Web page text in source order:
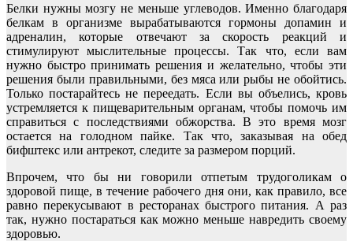
Белки нужны мозгу не меньше углеводов. Именно благодаря
белкам в организме вырабатываются гормоны допамин и
адреналин, которые отвечают за скорость реакций и
стимулируют мыслительные процессы. Так что, если вам
нужно быстро принимать решения и желательно, чтобы эти
решения были правильными, без мяса или рыбы не обойтись.
Только постарайтесь не переедать. Если вы объелись, кровь
устремляется к пищеварительным органам, чтобы помочь им
справиться с последствиями обжорства. В это время мозг
остается на голодном пайке. Так что, заказывая на обед
бифштекс или антрекот, следите за размером порций.
Впрочем, что бы ни говорили отпетым трудоголикам о
здоровой пище, в течение рабочего дня они, как правило, все
равно перекусывают в ресторанах быстрого питания. А раз
так, нужно постараться как можно меньше навредить своему
здоровью.